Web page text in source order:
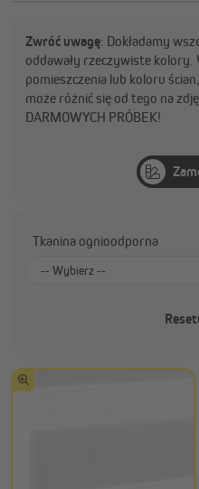
Zwróć uwagę: Dokładamy
oddawały rzeczywiste kolory.
pomieszczenia lub koloru
może różnić się od tego na
DARMOWYCH PRÓBEK!
Tkanina ognioodporna
-- Wybierz --